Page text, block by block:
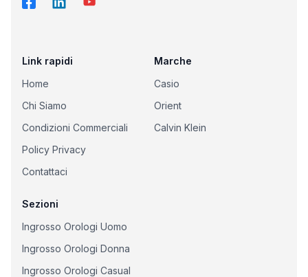
Link rapidi
Home
Chi Siamo
Condizioni Commerciali
Policy Privacy
Contattaci
Marche
Casio
Orient
Calvin Klein
Sezioni
Ingrosso Orologi Uomo
Ingrosso Orologi Donna
Ingrosso Orologi Casual